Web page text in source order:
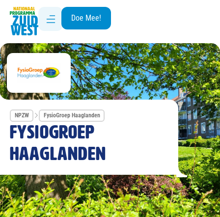
Doe Mee!
NPZW FysioGroep Haaglanden
FysioGroep
Haaglanden